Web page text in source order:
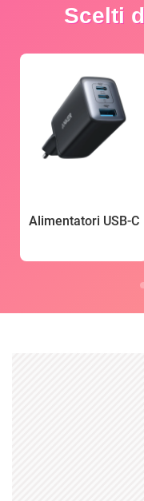
Scelti
Alimentatori USB-C